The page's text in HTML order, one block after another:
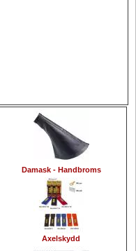
Damask - Handbroms
Axelskydd